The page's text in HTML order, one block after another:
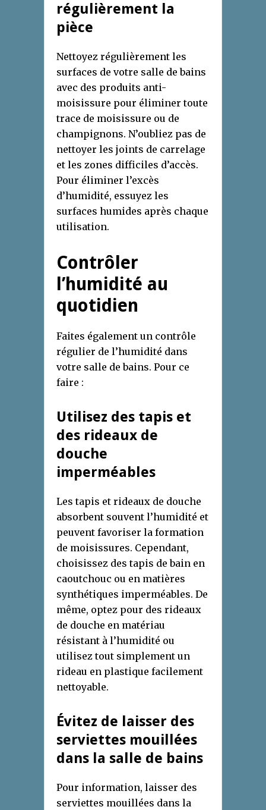
régulièrement la
pièce
Nettoyez régulièrement les
surfaces de votre salle de bains
avec des produits anti-
moisissure pour éliminer toute
trace de moisissure ou de
champignons. N’oubliez pas de
nettoyer les joints de carrelage
et les zones difficiles d’accès.
Pour éliminer l’excès
d’humidité, essuyez les
surfaces humides après chaque
utilisation.
Contrôler
l’humidité au
quotidien
Faites également un contrôle
régulier de l’humidité dans
votre salle de bains. Pour ce
faire :
Utilisez des tapis et
des rideaux de
douche
imperméables
Les tapis et rideaux de douche
absorbent souvent l’humidité et
peuvent favoriser la formation
de moisissures. Cependant,
choisissez des tapis de bain en
caoutchouc ou en matières
synthétiques imperméables. De
même, optez pour des rideaux
de douche en matériau
résistant à l’humidité ou
utilisez tout simplement un
rideau en plastique facilement
nettoyable.
Évitez de laisser des
serviettes mouillées
dans la salle de bains
Pour information, laisser des
serviettes mouillées dans la